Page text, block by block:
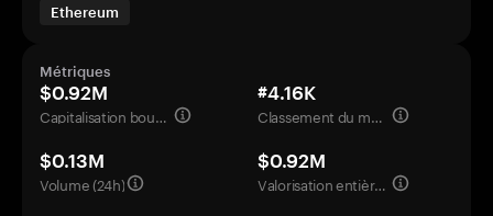
Ethereum
Métriques
$0.92M
Capitalisation boursière
#4.16K
Classement du marché
$0.13M
Volume (24h)
$0.92M
Valorisation entièrement diluée